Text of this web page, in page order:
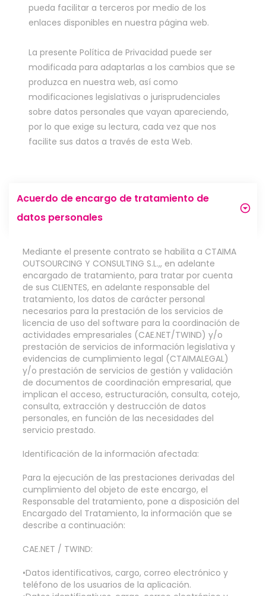
pueda facilitar a terceros por medio de los
enlaces disponibles en nuestra página web.
La presente Política de Privacidad puede ser
modificada para adaptarlas a los cambios que se
produzca en nuestra web, así como
modificaciones legislativas o jurisprudenciales
sobre datos personales que vayan apareciendo,
por lo que exige su lectura, cada vez que nos
facilite sus datos a través de esta Web.
Acuerdo de encargo de tratamiento de
datos personales
Mediante el presente contrato se habilita a CTAIMA
OUTSOURCING Y CONSULTING S.L.,, en adelante
encargado de tratamiento, para tratar por cuenta
de sus CLIENTES, en adelante responsable del
tratamiento, los datos de carácter personal
necesarios para la prestación de los servicios de
licencia de uso del software para la coordinación de
actividades empresariales (CAE.NET/TWIND) y/o
prestación de servicios de información legislativa y
evidencias de cumplimiento legal (CTAIMALEGAL)
y/o prestación de servicios de gestión y validación
de documentos de coordinación empresarial, que
implican el acceso, estructuración, consulta, cotejo,
consulta, extracción y destrucción de datos
personales, en función de las necesidades del
servicio prestado.
Identificación de la información afectada:
Para la ejecución de las prestaciones derivadas del
cumplimiento del objeto de este encargo, el
Responsable del tratamiento, pone a disposición del
Encargado del Tratamiento, la información que se
describe a continuación:
CAE.NET / TWIND:
•Datos identificativos, cargo, correo electrónico y
teléfono de los usuarios de la aplicación.